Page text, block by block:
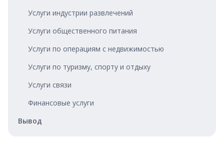
Услуги индустрии развлечений
Услуги общественного питания
Услуги по операциям с недвижимостью
Услуги по туризму, спорту и отдыху
Услуги связи
Финансовые услуги
Вывод